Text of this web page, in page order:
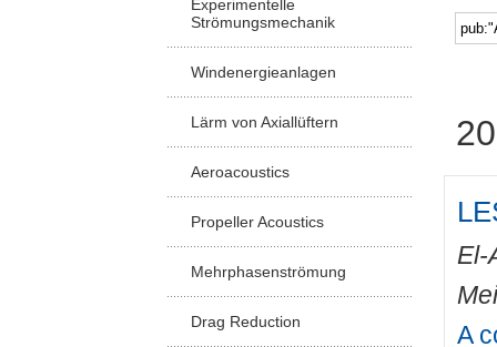
Experimentelle
Strömungsmechanik
Windenergieanlagen
Lärm von Axiallüftern
Aeroacoustics
Propeller Acoustics
Mehrphasenströmung
Drag Reduction
El-
A